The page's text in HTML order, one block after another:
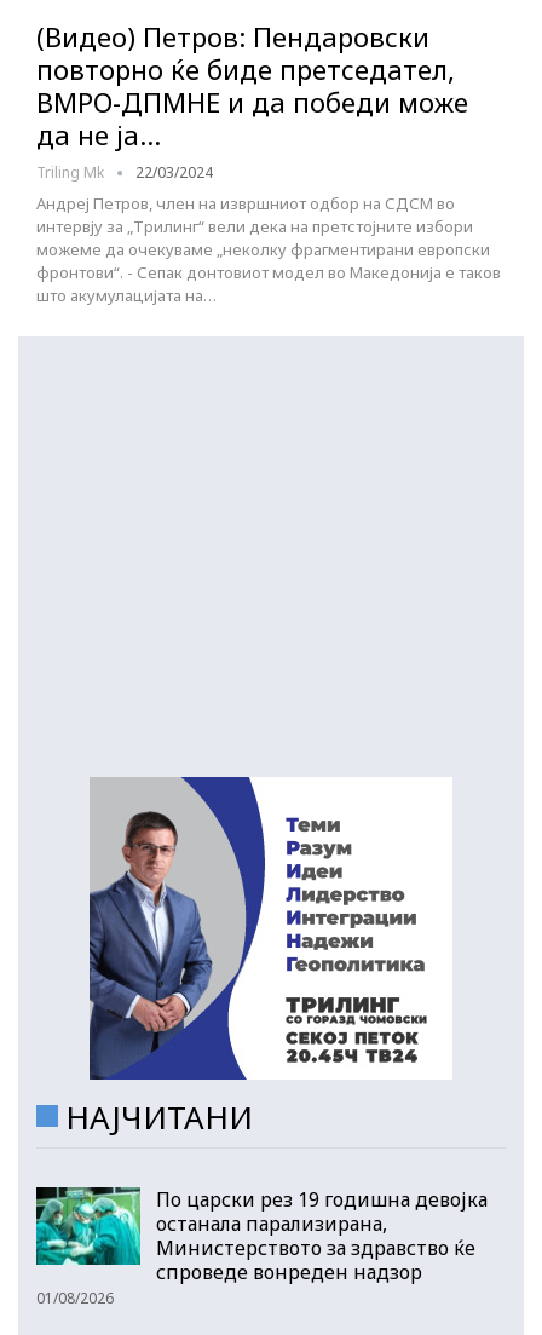
(Видео) Петров: Пендаровски
повторно ќе биде претседател,
ВМРО-ДПМНЕ и да победи може
да не ја…
Triling Mk 22/03/2024
Андреј Петров, член на извршниот одбор на СДСМ во
интервју за „Трилинг“ вели дека на претстојните избори
можеме да очекуваме „неколку фрагментирани европски
фронтови“. - Сепак донтовиот модел во Македонија е таков
што акумулацијата на…
НАЈЧИТАНИ
По царски рез 19 годишна девојка
останала парализирана,
Министерството за здравство ќе
спроведе вонреден надзор
01/08/2026